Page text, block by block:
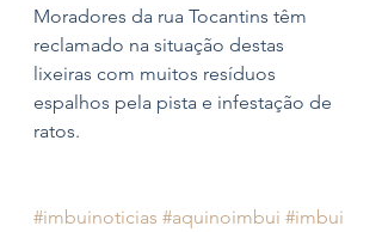
Moradores da rua Tocantins têm
reclamado na situação destas
lixeiras com muitos resíduos
espalhos pela pista e infestação de
ratos.
#imbuinoticias #aquinoimbui #imbui